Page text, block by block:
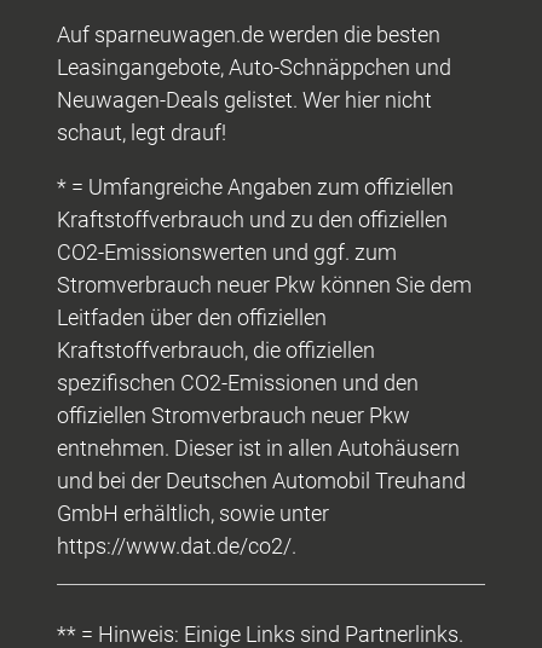
Auf sparneuwagen.de werden die besten
Leasingangebote, Auto-Schnäppchen und
Neuwagen-Deals gelistet. Wer hier nicht
schaut, legt drauf!
* = Umfangreiche Angaben zum offiziellen
Kraftstoffverbrauch und zu den offiziellen
CO2-Emissionswerten und ggf. zum
Stromverbrauch neuer Pkw können Sie dem
Leitfaden über den offiziellen
Kraftstoffverbrauch, die offiziellen
spezifischen CO2-Emissionen und den
offiziellen Stromverbrauch neuer Pkw
entnehmen. Dieser ist in allen Autohäusern
und bei der Deutschen Automobil Treuhand
GmbH erhältlich, sowie unter
https://www.dat.de/co2/.
** = Hinweis: Einige Links sind Partnerlinks.